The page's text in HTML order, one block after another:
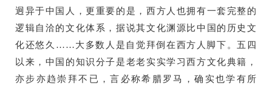
迥异于中国人，更重要的是，西方人也拥有一套完整的
逻辑自洽的文化体系，据说其文化渊源比中国的历史文
化还悠久……大多数人是自觉拜倒在西方人脚下。五四
以来，中国的知识分子是老老实实学习西方文化典籍，
亦步亦趋崇拜不已，言必称希腊罗马，确实也学有所